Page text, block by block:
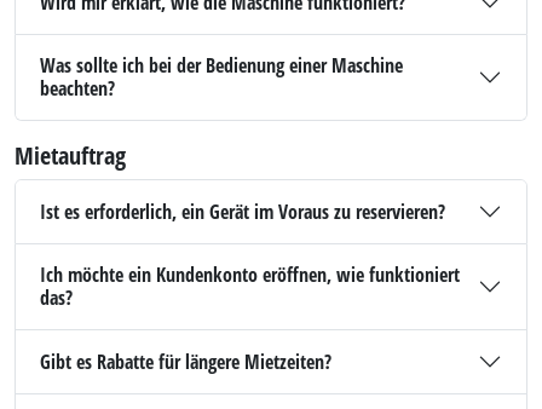
Was sollte ich bei der Bedienung einer Maschine
beachten?
Mietauftrag
Ist es erforderlich, ein Gerät im Voraus zu reservieren?
Ich möchte ein Kundenkonto eröffnen, wie funktioniert
das?
Gibt es Rabatte für längere Mietzeiten?